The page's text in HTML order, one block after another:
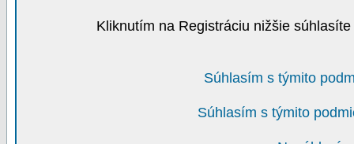
Kliknutím na Registráciu nižšie
Súhlasím s týmito
Súhlasím s týmito